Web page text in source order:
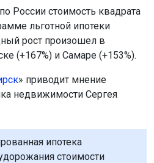
России стоимость квадрата
льготной ипотеки
рост произошел в
(+167%) и Самаре (+153%).
» приводит мнение
недвижимости Сергея
ипотека
стоимости